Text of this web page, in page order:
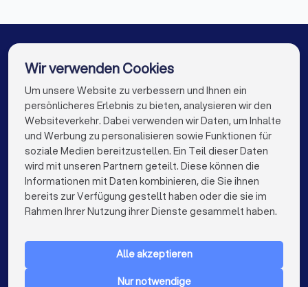
Entrümpelungsfirmen in Köthen
Entrümpelungsfirmen in Berlin
Entrümpelungsfirmen in Hamburg
Entrümpelungsfirmen in München
Entrümpelungsfirmen in Köln
Entrümpelungsfirmen in Frankfurt am Main
Entrümpelungsfirmen in Düsseldorf
Entrümpelungsfirmen in Dortmund
Die besten Entrümpelungsfirmen für Sie
info@trustlocal.de
FÜR PRIVATPERSONEN
Wir verwenden Cookies
Um unsere Website zu verbessern und Ihnen ein
persönlicheres Erlebnis zu bieten, analysieren wir den
Websiteverkehr. Dabei verwenden wir Daten, um Inhalte
und Werbung zu personalisieren sowie Funktionen für
soziale Medien bereitzustellen. Ein Teil dieser Daten
wird mit unseren Partnern geteilt. Diese können die
Informationen mit Daten kombinieren, die Sie ihnen
bereits zur Verfügung gestellt haben oder die sie im
Rahmen Ihrer Nutzung ihrer Dienste gesammelt haben.
Alle akzeptieren
Nur notwendige